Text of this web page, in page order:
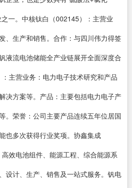
一。中核钛白（002145）：主营业
、生产和销售。合作：与四川伟力得签
液流电池储能全产业链展开全面深度合
主营业务：电力电子技术研究和产品
决方案等。产品：主要包括电力电子产
。荣誉：公司主要产品连续五年位居国
也多次获得行业奖项。协鑫集成
高效电池组件、能源工程、综合能源系
设计、生产、销售及一站式服务。钒电